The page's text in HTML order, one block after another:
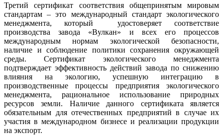
Третий сертификат соответствия общепринятым мировым
стандартам – это международный стандарт экологического
менеджмента, который удостоверяет соответствие
производства завода «Вулкан» и всех его процессов
международным нормам экологической безопасности,
наличие и соблюдение политики сохранения окружающей
среды. Сертификат экологического менеджмента
подтверждает эффективность действий завода по снижению
влияния на экологию, успешную интеграцию в
производственные процессы предприятия экологического
менеджмента, рациональное использование природных
ресурсов земли. Наличие данного сертификата является
обязательным для отечественных предприятий в случае их
участия в международном бизнесе и реализации продукции
на экспорт.